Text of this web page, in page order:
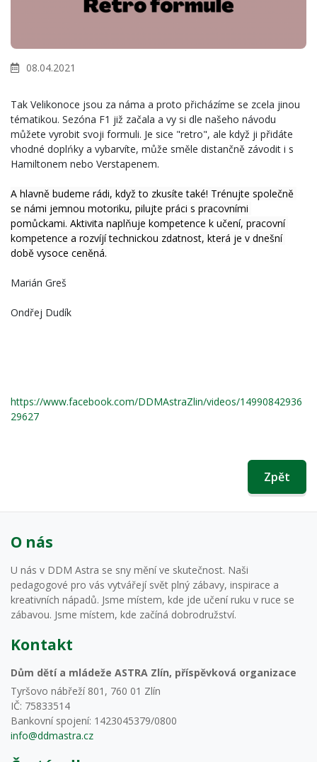
08.04.2021
Tak Velikonoce jsou za náma a proto přicházíme se zcela jinou
tématikou. Sezóna F1 již začala a vy si dle našeho návodu
můžete vyrobit svoji formuli. Je sice "retro", ale když ji přidáte
vhodné doplńky a vybarvíte, může směle distančně závodit i s
Hamiltonem nebo Verstapenem.
A hlavně budeme rádi, když to zkusíte také! Trénujte společně
se námi jemnou motoriku, pilujte práci s pracovními
pomůckami. Aktivita naplňuje kompetence k učení, pracovní
kompetence a rozvíjí technickou zdatnost, která je v dnešní
době vysoce ceněná.
Marián Greš
Ondřej Dudík
https://www.facebook.com/DDMAstraZlin/videos/14990842936
29627
Zpět
O nás
U nás v DDM Astra se sny mění ve skutečnost. Naši
pedagogové pro vás vytvářejí svět plný zábavy, inspirace a
kreativních nápadů. Jsme místem, kde jde učení ruku v ruce se
zábavou. Jsme místem, kde začíná dobrodružství.
Kontakt
Dům dětí a mládeže ASTRA Zlín, příspěvková organizace
Tyršovo nábřeží 801, 760 01 Zlín
IČ: 75833514
Bankovní spojení: 1423045379/0800
info@ddmastra.cz